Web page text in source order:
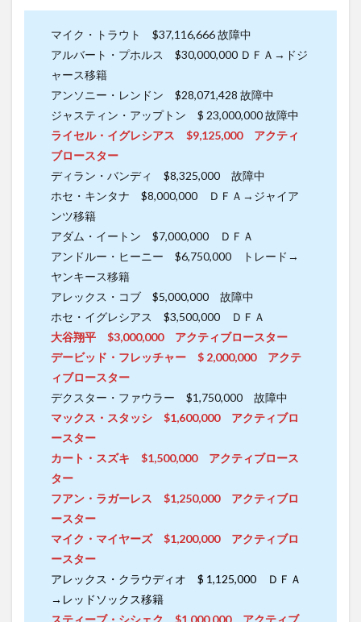
マイク・トラウト $37,116,666 故障中
アルバート・プホルス $30,000,000 ＤＦＡ→ドジ
ャース移籍
アンソニー・レンドン $28,071,428 故障中
ジャスティン・アップトン $ 23,000,000 故障中
ライセル・イグレシアス $9,125,000 アクティ
ブロースター
ディラン・バンディ $8,325,000 故障中
ホセ・キンタナ $8,000,000 ＤＦＡ→ジャイア
ンツ移籍
アダム・イートン $7,000,000 ＤＦＡ
アンドルー・ヒーニー $6,750,000 トレード→
ヤンキース移籍
アレックス・コブ $5,000,000 故障中
ホセ・イグレシアス $3,500,000 ＤＦＡ
大谷翔平 $3,000,000 アクティブロースター
デービッド・フレッチャー $ 2,000,000 アクテ
ィブロースター
デクスター・ファウラー $1,750,000 故障中
マックス・スタッシ $1,600,000 アクティブロ
ースター
カート・スズキ $1,500,000 アクティブロース
ター
フアン・ラガーレス $1,250,000 アクティブロ
ースター
マイク・マイヤーズ $1,200,000 アクティブロ
ースター
アレックス・クラウディオ $ 1,125,000 ＤＦＡ
→レッドソックス移籍
スティーブ・シシェク $1,000,000 アクティブ